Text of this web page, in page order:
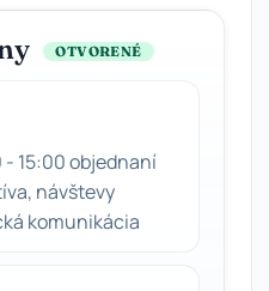
OTVORENÉ
- 15:00 objednaní
návštevy
komunikácia